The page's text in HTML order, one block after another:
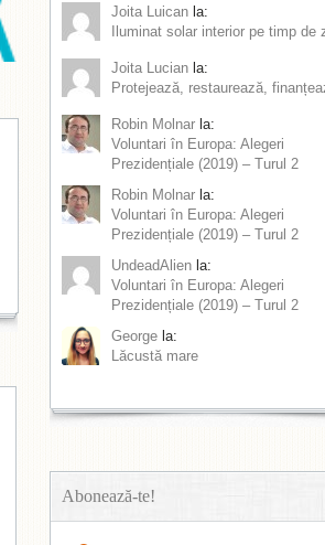
Joita Luican la:
Iluminat solar interior pe timp de
Joita Lucian la:
Protejează, restaurează,
Robin Molnar la:
Voluntari în Europa: Alegeri
Prezidențiale (2019) – Turul 2
Robin Molnar la:
Voluntari în Europa: Alegeri
Prezidențiale (2019) – Turul 2
UndeadAlien la:
Voluntari în Europa: Alegeri
Prezidențiale (2019) – Turul 2
George la:
Lăcustă mare
Abonează-te!